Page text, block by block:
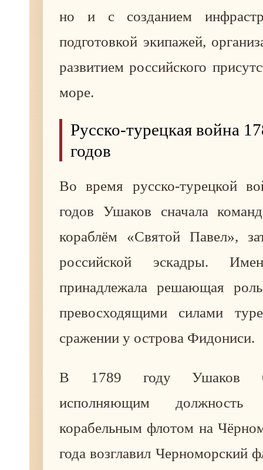
но и с созданием
подготовкой экипажей,
развитием российского
море.
Русско-турецкая война
годов
Во время русско-турецкой
годов Ушаков сначала
кораблём «Святой Павел»,
российской эскадры.
принадлежала решающая
превосходящими силами
сражении у острова Фидониси.
В 1789 году Ушаков
исполняющим должность
корабельным флотом на
года возглавил Черноморский